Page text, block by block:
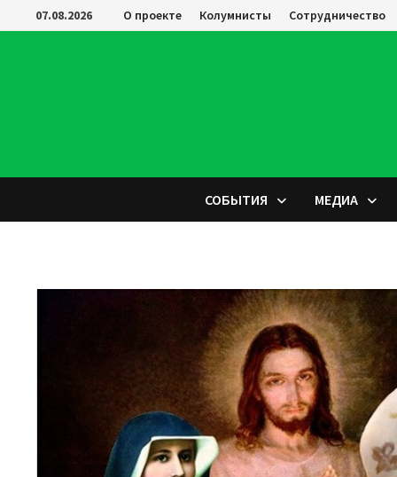
Перейти
к
07.08.2026 О проекте Колумнисты Сотрудничество
СОБЫТИЯ МЕДИА